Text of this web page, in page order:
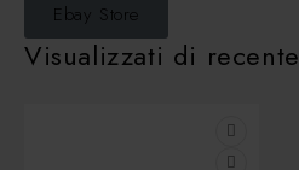
Ebay Store
Visualizzati di recente